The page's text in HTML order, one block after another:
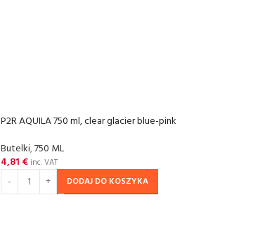
P2R AQUILA 750 ml, clear glacier blue-pink
Butelki,750 ML
4,81 € inc. VAT
DODAJ DO KOSZYKA